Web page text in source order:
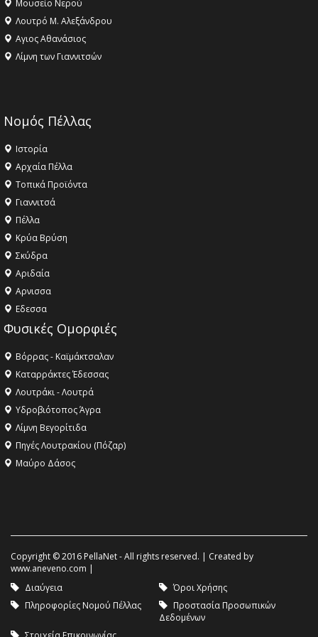
Μουσείο Νερού
Λουτρό Μ. Αλεξάνδρου
Αγιος Αθανάσιος
Λίμνη των Γιαννιτσών
Νομός Πέλλας
Ιστορία
Αρχαία Πέλλα
Τοπικά Προϊόντα
Γιαννιτσά
Πέλλα
Κρύα Βρύση
Σκύδρα
Αριδαία
Aρνισσα
Eδεσσα
Φυσικές Ομορφιές
Βόρρας - Καϊμάκτσαλαν
Καταρράκτες Έδεσσας
Λουτράκι - Λουτρά
Υδροβιότοπος Άγρα
Λίμνη Βεγορίτιδα
Πηγές Λουτρακίου (Πόζαρ)
Μαύρο Δάσος
Copyright © 2016 PellaNet - All rights reserved. | Created by
www.aneveno.com |
Διαύγεια
Όροι Χρήσης
Πληροφορίες Νομού Πέλλας
Προστασία Προσωπικών
Δεδομένων